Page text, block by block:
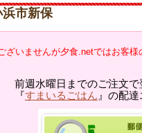
市新保
ざいませんが夕食.netではお客様
前週水曜日までのご注文
『すまいるごはん 』の配